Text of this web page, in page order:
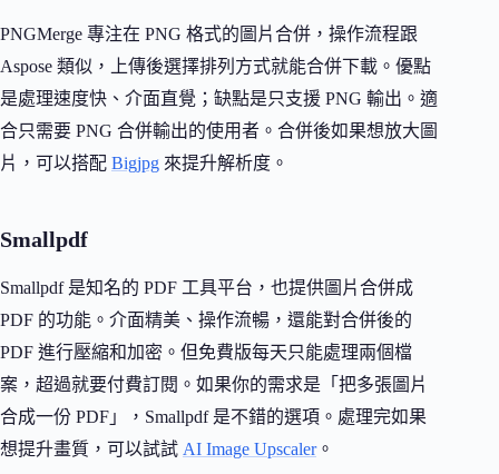
PNGMerge 專注在 PNG 格式的圖片合併，操作流程跟
Aspose 類似，上傳後選擇排列方式就能合併下載。優點
是處理速度快、介面直覺；缺點是只支援 PNG 輸出。適
合只需要 PNG 合併輸出的使用者。合併後如果想放大圖
片，可以搭配 Bigjpg 來提升解析度。
Smallpdf
Smallpdf 是知名的 PDF 工具平台，也提供圖片合併成
PDF 的功能。介面精美、操作流暢，還能對合併後的
PDF 進行壓縮和加密。但免費版每天只能處理兩個檔
案，超過就要付費訂閱。如果你的需求是「把多張圖片
合成一份 PDF」，Smallpdf 是不錯的選項。處理完如果
想提升畫質，可以試試 AI Image Upscaler。